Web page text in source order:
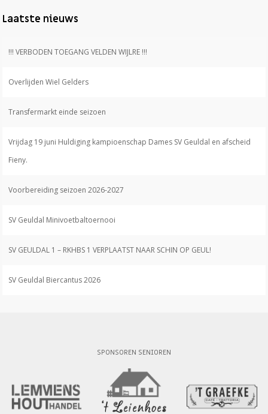
Laatste nieuws
!!! VERBODEN TOEGANG VELDEN WIJLRE !!!
Overlijden Wiel Gelders
Transfermarkt einde seizoen
Vrijdag 19 juni Huldiging kampioenschap Dames SV Geuldal en afscheid
Fieny.
Voorbereiding seizoen 2026-2027
SV Geuldal Minivoetbaltoernooi
SV GEULDAL 1 – RKHBS 1 VERPLAATST NAAR SCHIN OP GEUL!
SV Geuldal Biercantus 2026
SPONSOREN SENIOREN